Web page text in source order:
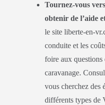
Tournez-vous
obtenir de l’aide
le site liberte-en-
conduite et les
foire aux
caravanage.
vous cherchez des
différents types de